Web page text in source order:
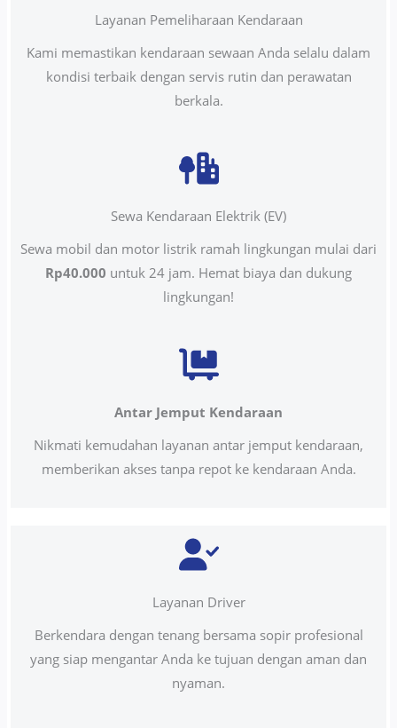
Layanan Pemeliharaan Kendaraan
Kami memastikan kendaraan sewaan Anda selalu dalam
kondisi terbaik dengan servis rutin dan perawatan
berkala.
Sewa Kendaraan Elektrik (EV)
Sewa mobil dan motor listrik ramah lingkungan mulai dari
Rp40.000 untuk 24 jam. Hemat biaya dan dukung
lingkungan!
Antar Jemput Kendaraan
Nikmati kemudahan layanan antar jemput kendaraan,
memberikan akses tanpa repot ke kendaraan Anda.
Layanan Driver
Berkendara dengan tenang bersama sopir profesional
yang siap mengantar Anda ke tujuan dengan aman dan
nyaman.